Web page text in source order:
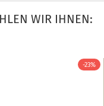
WIR IHNEN:
-23%